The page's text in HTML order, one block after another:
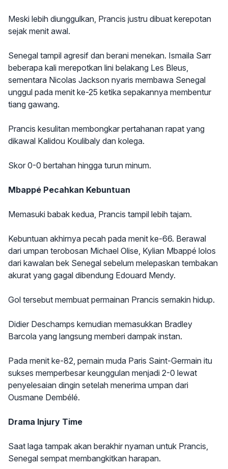
Meski lebih diunggulkan, Prancis justru dibuat kerepotan
sejak menit awal.
Senegal tampil agresif dan berani menekan. Ismaila Sarr
beberapa kali merepotkan lini belakang Les Bleus,
sementara Nicolas Jackson nyaris membawa Senegal
unggul pada menit ke-25 ketika sepakannya membentur
tiang gawang.
Prancis kesulitan membongkar pertahanan rapat yang
dikawal Kalidou Koulibaly dan kolega.
Skor 0-0 bertahan hingga turun minum.
Mbappé Pecahkan Kebuntuan
Memasuki babak kedua, Prancis tampil lebih tajam.
Kebuntuan akhirnya pecah pada menit ke-66. Berawal
dari umpan terobosan Michael Olise, Kylian Mbappé lolos
dari kawalan bek Senegal sebelum melepaskan tembakan
akurat yang gagal dibendung Edouard Mendy.
Gol tersebut membuat permainan Prancis semakin hidup.
Didier Deschamps kemudian memasukkan Bradley
Barcola yang langsung memberi dampak instan.
Pada menit ke-82, pemain muda Paris Saint-Germain itu
sukses memperbesar keunggulan menjadi 2-0 lewat
penyelesaian dingin setelah menerima umpan dari
Ousmane Dembélé.
Drama Injury Time
Saat laga tampak akan berakhir nyaman untuk Prancis,
Senegal sempat membangkitkan harapan.